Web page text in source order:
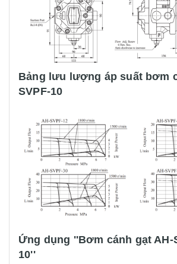
Bảng lưu lượng áp suất bơm
SVPF-10
Ứng dụng ''Bơm cánh gạt AH-
10''